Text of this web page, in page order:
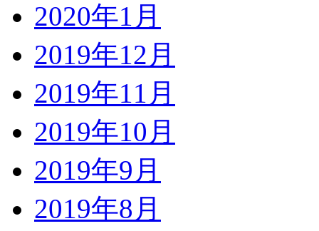
2020年1月
2019年12月
2019年11月
2019年10月
2019年9月
2019年8月